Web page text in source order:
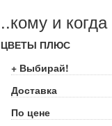
..кому и
ЦВЕТЫ ПЛЮС
+ Выбирай!
Доставка
По цене